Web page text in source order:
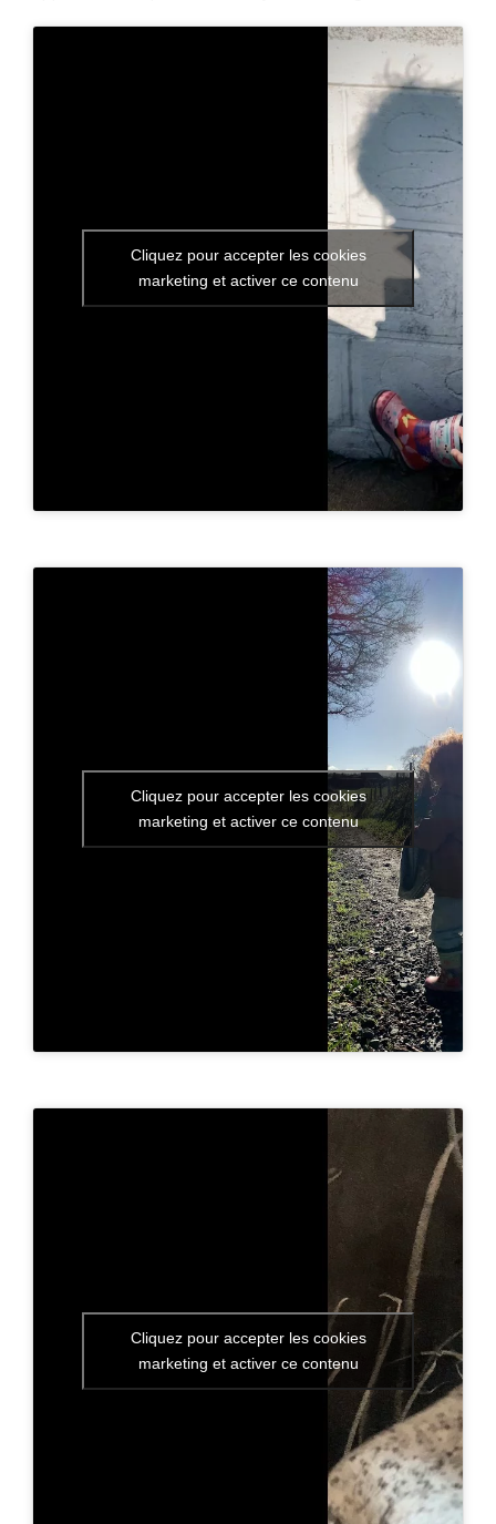
Cliquez pour accepter les cookies
marketing et activer ce contenu
Cliquez pour accepter les cookies
marketing et activer ce contenu
Cliquez pour accepter les cookies
marketing et activer ce contenu